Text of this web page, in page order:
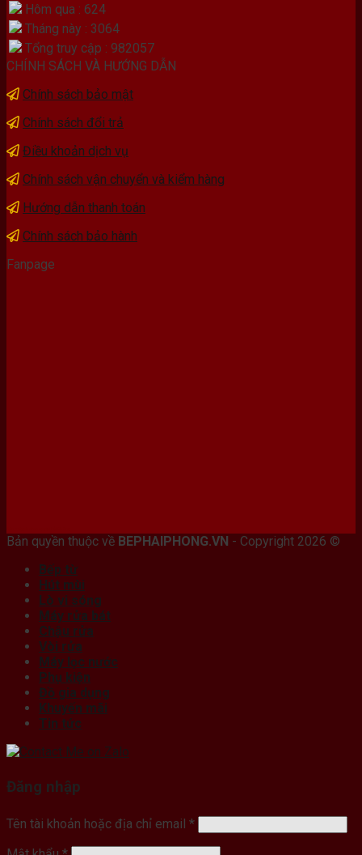
Hôm qua : 624
Tháng này : 3064
Tổng truy cập : 982057
CHÍNH SÁCH VÀ HƯỚNG DẪN
Chính sách bảo mật
Chính sách đổi trả
Điều khoản dịch vụ
Chính sách vận chuyển và kiểm hàng
Hướng dẫn thanh toán
Chính sách bảo hành
Fanpage
Bản quyền thuộc về BEPHAIPHONG.VN - Copyright 2026 ©
Bếp từ
Hút mùi
Lò vi sóng
Máy rửa bát
Chậu rửa
Vòi rửa
Máy lọc nước
Phụ kiện
Đồ gia dụng
Khuyến mãi
Tin tức
Đăng nhập
Tên tài khoản hoặc địa chỉ email *